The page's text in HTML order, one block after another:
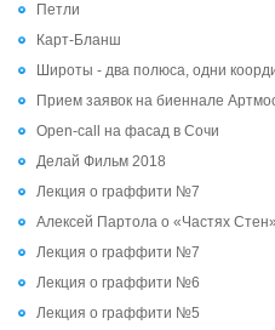
Петли
Карт-Бланш
Широты - два полюса, одни
Прием заявок на биеннале
Open-call на фасад в Сочи
Делай Фильм 2018
Лекция о граффити №7
Алексей Партола о «Частях
Лекция о граффити №7
Лекция о граффити №6
Лекция о граффити №5